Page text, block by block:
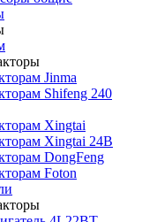
Jinma
Shifeng 240
Xingtai
Xingtai 24В
DongFeng
Foton